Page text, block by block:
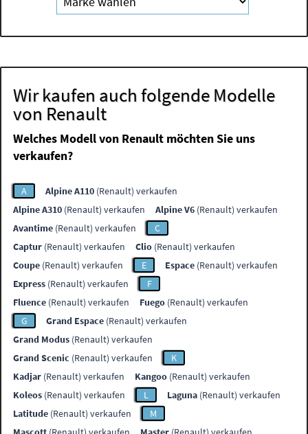
Wir kaufen auch folgende Modelle
von Renault
Welches Modell von Renault möchten Sie uns
verkaufen?
A Alpine A110 (Renault) verkaufen
Alpine A310 (Renault) verkaufen Alpine V6 (Renault) verkaufen
Avantime (Renault) verkaufen
C
Captur (Renault) verkaufen Clio (Renault) verkaufen
Coupe (Renault) verkaufen E Espace (Renault) verkaufen
Express (Renault) verkaufen
F
Fluence (Renault) verkaufen Fuego (Renault) verkaufen
G
Grand Espace (Renault) verkaufen
Grand Modus (Renault) verkaufen
Grand Scenic (Renault) verkaufen
K
Kadjar (Renault) verkaufen Kangoo (Renault) verkaufen
Koleos (Renault) verkaufen L Laguna (Renault) verkaufen
Latitude (Renault) verkaufen
M